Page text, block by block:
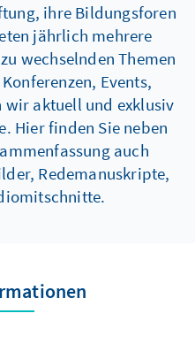
ihre Bildungsforen
jährlich mehrere
wechselnden Themen
Events,
wir aktuell und exklusiv
Hier finden Sie neben
auch
Redemanuskripte,